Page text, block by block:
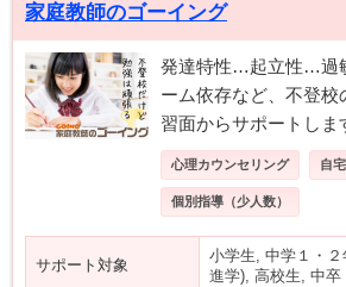
家庭教師のゴーイング
発達特性…起立性…
ーム依存など、不登
習面からサポートしま
心理カウンセリング 自
個別指導（少人数）
サポート対象
小学生, 中学１・
進学), 高校生, 中卒